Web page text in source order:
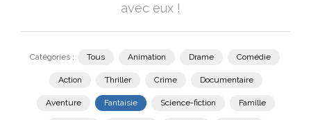
avec eux !
Catégories : Tous Animation Drame Comédie
Action Thriller Crime Documentaire
Aventure Fantaisie Science-fiction Famille